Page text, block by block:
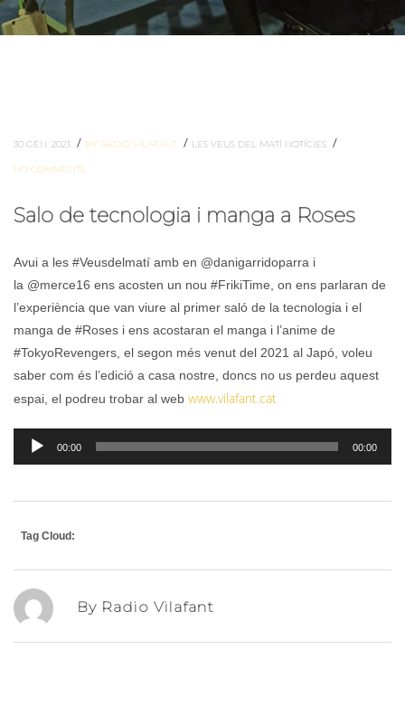
30 GEN. 2023 / BY RADIO VILAFANT / LES VEUS DEL MATÍ NOTÍCIES /
NO COMMENTS
Salo de tecnologia i manga a Roses
Avui a les #Veusdelmatí amb en @danigarridoparra i
la @merce16 ens acosten un nou #FrikiTime, on ens parlaran de
l’experiència que van viure al primer saló de la tecnologia i el
manga de #Roses i ens acostaran el manga i l’anime de
#TokyoRevengers, el segon més venut del 2021 al Japó, voleu
saber com és l’edició a casa nostre, doncs no us perdeu aquest
espai, el podreu trobar al web www.vilafant.cat
Reproductor
d'àudio
00:00 00:00
Tag Cloud:
By Radio Vilafant